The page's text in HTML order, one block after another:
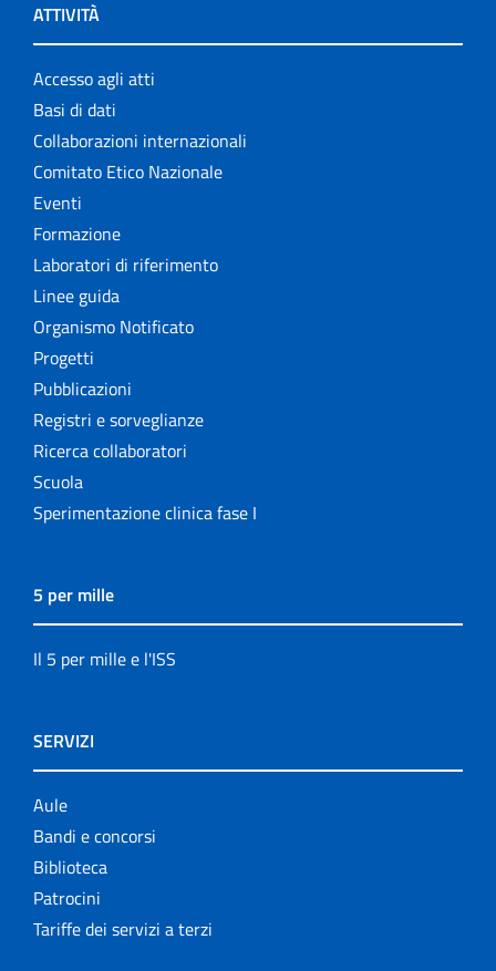
ATTIVITÀ
Accesso agli atti
Basi di dati
Collaborazioni internazionali
Comitato Etico Nazionale
Eventi
Formazione
Laboratori di riferimento
Linee guida
Organismo Notificato
Progetti
Pubblicazioni
Registri e sorveglianze
Ricerca collaboratori
Scuola
Sperimentazione clinica fase I
5 per mille
Il 5 per mille e l'ISS
SERVIZI
Aule
Bandi e concorsi
Biblioteca
Patrocini
Tariffe dei servizi a terzi